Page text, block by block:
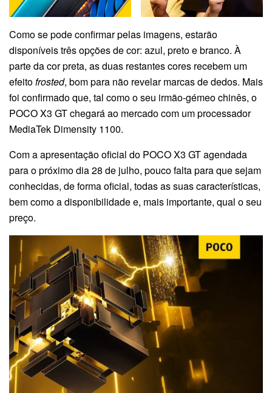
Como se pode confirmar pelas imagens, estarão
disponíveis três opções de cor: azul, preto e branco. À
parte da cor preta, as duas restantes cores recebem um
efeitofrosted, bom para não revelar marcas de dedos. Mais
foi confirmado que, tal como o seu irmão-gémeo chinês, o
POCO X3 GT chegará ao mercado com um processador
MediaTek Dimensity 1100.
Com a apresentação oficial do POCO X3 GT agendada
para o próximo dia 28 de julho, pouco falta para que sejam
conhecidas, de forma oficial, todas as suas características,
bem como a disponibilidade e, mais importante, qual o seu
preço.